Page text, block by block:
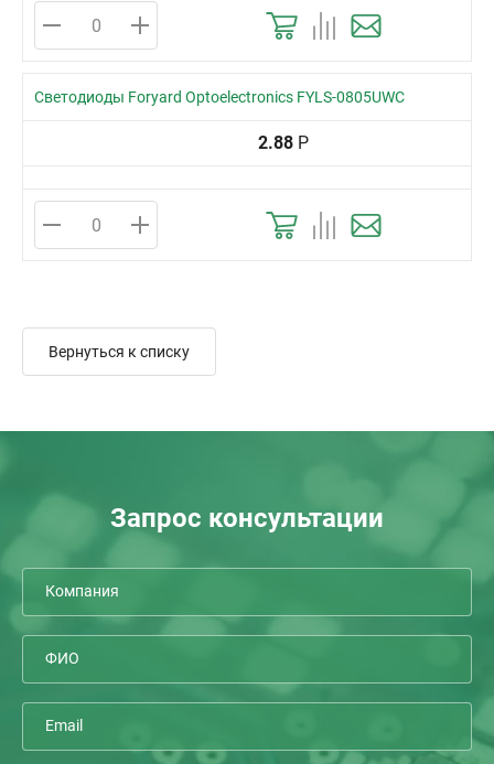
Светодиоды Foryard Optoelectronics FYLS-0805UWC
2.88 Р
Вернуться к списку
Запрос консультации